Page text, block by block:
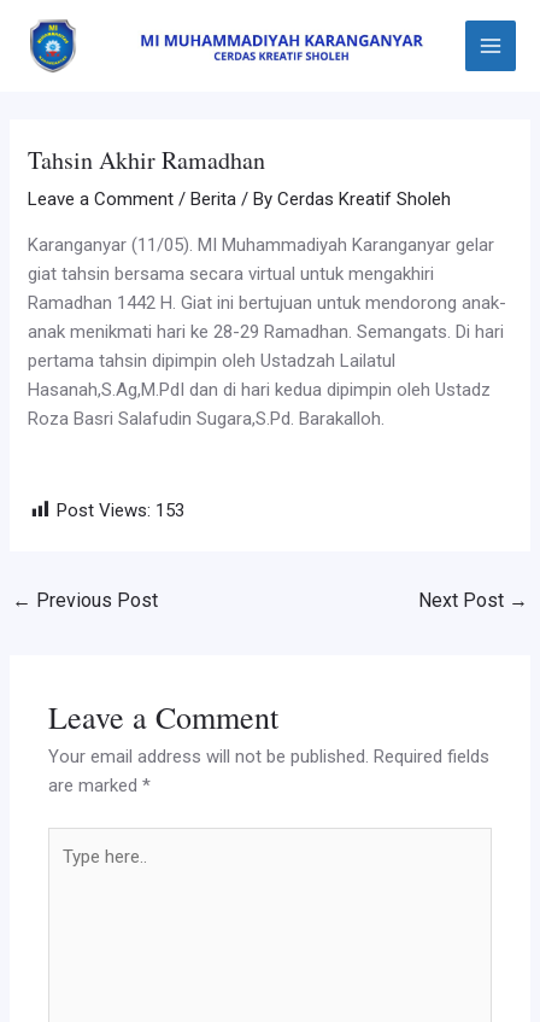
content
Main
Menu
Tahsin Akhir Ramadhan
Leave a Comment /Berita / ByCerdas Kreatif Sholeh
Karanganyar (11/05). MI Muhammadiyah Karanganyar gelar
giat tahsin bersama secara virtual untuk mengakhiri
Ramadhan 1442 H. Giat ini bertujuan untuk mendorong anak-
anak menikmati hari ke 28-29 Ramadhan. Semangats. Di hari
pertama tahsin dipimpin oleh Ustadzah Lailatul
Hasanah,S.Ag,M.PdI dan di hari kedua dipimpin olehUstadz
Roza Basri Salafudin Sugara,S.Pd. Barakalloh.
Post Views: 153
navigation
← Previous Post Next Post →
Leave a Comment
Your email address will not be published. Required fields
are marked*
here..